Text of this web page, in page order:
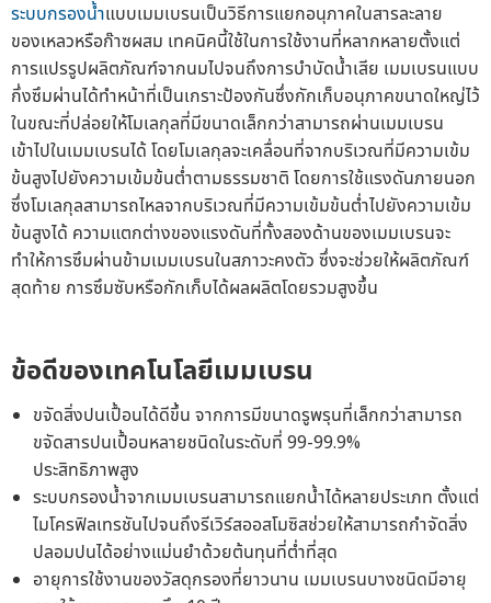
ระบบกรองน้ำแบบเมมเบรนเป็นวิธีการแยกอนุภาคในสารละลาย
ของเหลวหรือก๊าซผสม เทคนิคนี้ใช้ในการใช้งานที่หลากหลายตั้งแต่
การแปรรูปผลิตภัณฑ์จากนมไปจนถึงการบำบัดน้ำเสีย เมมเบรนแบบ
กึ่งซึมผ่านได้ทำหน้าที่เป็นเกราะป้องกันซึ่งกักเก็บอนุภาคขนาดใหญ่ไว้
ในขณะที่ปล่อยให้โมเลกุลที่มีขนาดเล็กกว่าสามารถผ่านเมมเบรน
เข้าไปในเมมเบรนได้ โดยโมเลกุลจะเคลื่อนที่จากบริเวณที่มีความเข้ม
ข้นสูงไปยังความเข้มข้นต่ำตามธรรมชาติ โดยการใช้แรงดันภายนอก
ซึ่งโมเลกุลสามารถไหลจากบริเวณที่มีความเข้มข้นต่ำไปยังความเข้ม
ข้นสูงได้ ความแตกต่างของแรงดันที่ทั้งสองด้านของเมมเบรนจะ
ทำให้การซึมผ่านข้ามเมมเบรนในสภาวะคงตัว ซึ่งจะช่วยให้ผลิตภัณฑ์
สุดท้าย การซึมซับหรือกักเก็บได้ผลผลิตโดยรวมสูงขึ้น
ข้อดีของเทคโนโลยีเมมเบรน
ขจัดสิ่งปนเปื้อนได้ดีขึ้น จากการมีขนาดรูพรุนที่เล็กกว่าสามารถ
ขจัดสารปนเปื้อนหลายชนิดในระดับที่ 99-99.9%
ประสิทธิภาพสูง
ระบบกรองน้ำจากเมมเบรนสามารถแยกน้ำได้หลายประเภท ตั้งแต่
ไมโครฟิลเทรชันไปจนถึงรีเวิร์สออสโมซิสช่วยให้สามารถกำจัดสิ่ง
ปลอมปนได้อย่างแม่นยำด้วยต้นทุนที่ต่ำที่สุด
อายุการใช้งานของวัสดุกรองที่ยาวนาน เมมเบรนบางชนิดมีอายุ